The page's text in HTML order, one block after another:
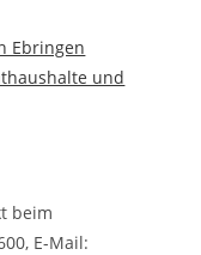
Ebringen
und
beim
E-Mail: